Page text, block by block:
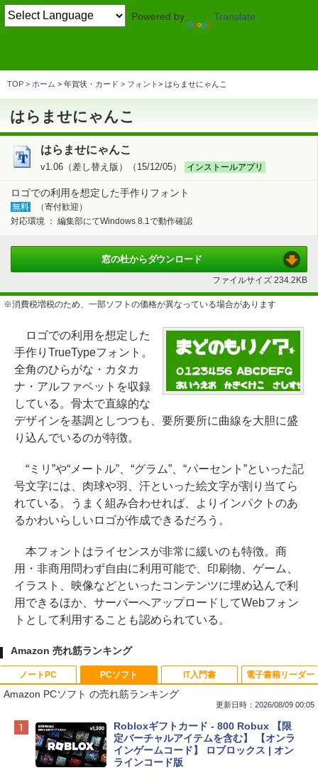
Powered by Translate
TOP ホーム > 年賀状・カード フォント はらませにゃんこ
はらませにゃんこ
はらませにゃんこ
v1.06（差し替え版）（15/12/05） インストールアプリ
ロゴでの利用を想定した手作りフォント
無料
（寄付歓迎）
対応環境 ： 編集部にてWindows 8.1で動作確認
窓の杜からダウンロード
ファイルサイズ234.2KB
※消費税増税のため、一部ソフトの価格が異なっている場合があります
ロゴでの利用を想定した
手作りTrueTypeフォント。
全角のひらがな・カタカ
ナ・アルファベットを収録
している。骨太で直線的な
デザインを基調としつつも、要所要所に曲線を大胆に盛
り込んでいるのが特徴。
“ミリ”や“メートル”、“グラム”、“パーセント”といった記
号文字には、肉球や羽、汗といった絵文字が割り当てら
れている。うまく組み合わせれば、よりインパクトのあ
るかわいらしいロゴが作成できるだろう。
本フォントはライセンスが非常に緩いのも特徴。商
用・非商用問わず自由に利用可能で、印刷物、ゲーム、
イラスト、映像などといったコンテンツに埋め込んで利
用できるほか、サーバーへアップロードしてWebフォン
トとして利用することも認められている。
Amazon 売れ筋ランキング
ノートPC
Apple 2026 MacBook Neo A18 Proチッ
プ搭載13インチノートブック：AIとAppl
e Intelligenceのために設計、Liquid Ret
inaディスプレイ、8GBユニファイドメモ
PCソフト
Amazon PCソフト の売れ筋ランキング
更新日時：2026/08/09 00:05
Robloxギフトカード - 800 Robux 【限
定バーチャルアイテムを含む】 【オンラ
インゲームコード】 ロブロックス | オン
ラインコード版
IT入門書 電子書籍リーダー